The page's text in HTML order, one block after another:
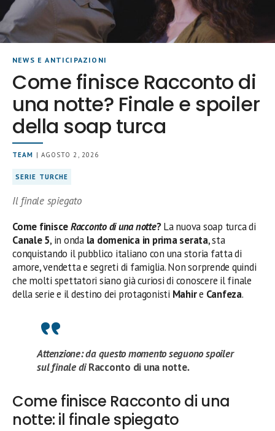
NEWS E ANTICIPAZIONI
Come finisce Racconto di
una notte? Finale e spoiler
della soap turca
TEAM | AGOSTO 2, 2026
SERIE TURCHE
Il finale spiegato
Come finisceRacconto di una notte?La nuova soap turca di
Canale 5, in onda la domenica in prima serata, sta
conquistando il pubblico italiano con una storia fatta di
amore, vendetta e segreti di famiglia. Non sorprende quindi
che molti spettatori siano già curiosi di conoscere il finale
della serie e il destino dei protagonisti Mahire Canfeza.
Attenzione: da questo momento seguono spoiler
sul finale diRacconto di una notte.
Come finisce Racconto di una
notte: il finale spiegato